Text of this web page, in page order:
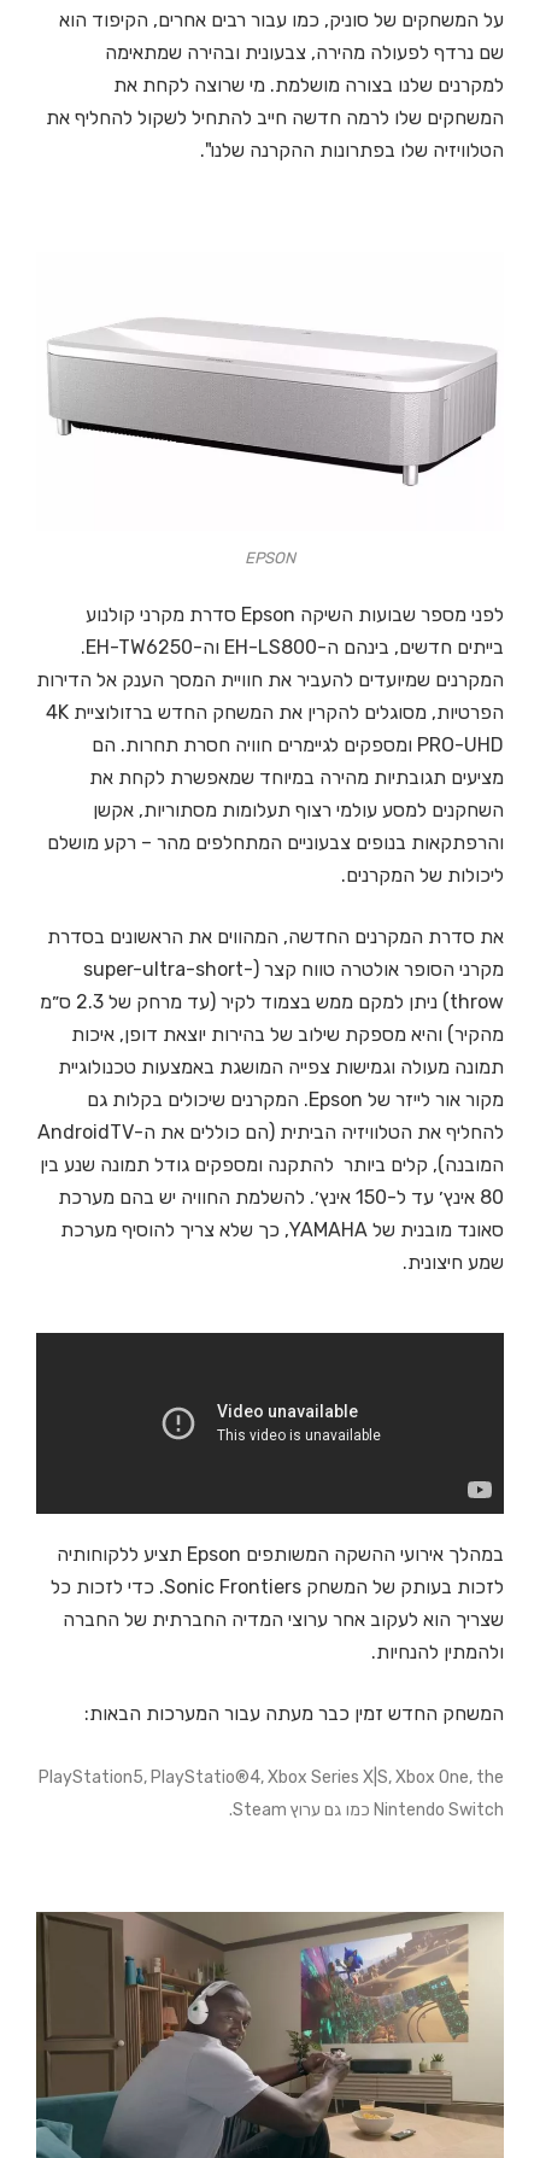
על המשחקים של סוניק, כמו עבור רבים אחרים, הקיפוד הוא
שם נרדף לפעולה מהירה, צבעונית ובהירה שמתאימה
למקרנים שלנו בצורה מושלמת. מי שרוצה לקחת את
המשחקים שלו לרמה חדשה חייב להתחיל לשקול להחליף את
הטלוויזיה שלו בפתרונות ההקרנה שלנו".
EPSON
לפני מספר שבועות השיקה Epson סדרת מקרני קולנוע
בייתים חדשים, בינהם ה-EH-LS800 וה-EH-TW6250.
המקרנים שמיועדים להעביר את חוויית המסך הענק אל הדירות
הפרטיות, מסוגלים להקרין את המשחק החדש ברזולוציית 4K
PRO-UHD ומספקים לגיימרים חוויה חסרת תחרות. הם
מציעים תגובתיות מהירה במיוחד שמאפשרת לקחת את
השחקנים למסע עולמי רצוף תעלומות מסתוריות, אקשן
והרפתקאות בנופים צבעוניים המתחלפים מהר – רקע מושלם
ליכולות של המקרנים.
את סדרת המקרנים החדשה, המהווים את הראשונים בסדרת
מקרני הסופר אולטרה טווח קצר (super-ultra-short-
throw) ניתן למקם ממש בצמוד לקיר (עד מרחק של 2.3 ס״מ
מהקיר) והיא מספקת שילוב של בהירות יוצאת דופן, איכות
תמונה מעולה וגמישות צפייה המושגת באמצעות טכנולוגיית
מקור אור לייזר של Epson. המקרנים שיכולים בקלות גם
להחליף את הטלוויזיה הביתית (הם כוללים את ה-AndroidTV
המובנה), קלים ביותר להתקנה ומספקים גודל תמונה שנע בין
80 אינץ׳ עד ל-150 אינץ׳. להשלמת החוויה יש בהם מערכת
סאונד מובנית של YAMAHA, כך שלא צריך להוסיף מערכת
שמע חיצונית.
במהלך אירועי ההשקה המשותפים Epson תציע ללקוחותיה
לזכות בעותק של המשחק Sonic Frontiers. כדי לזכות כל
שצריך הוא לעקוב אחר ערוצי המדיה החברתית של החברה
ולהמתין להנחיות.
המשחק החדש זמין כבר מעתה עבור המערכות הבאות:
PlayStation5, PlayStatio®4, Xbox Series X|S, Xbox One, the
Nintendo Switch כמו גם ערוץ Steam.